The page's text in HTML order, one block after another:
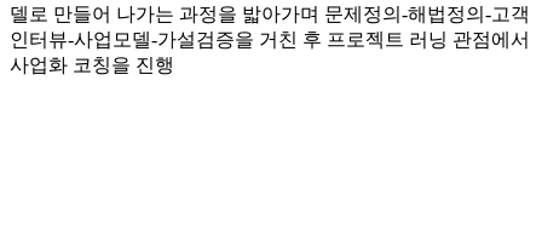
델로 만들어 나가는 과정을 밟아가며 문제정의-해법정의-고객
인터뷰-사업모델-가설검증을 거친 후 프로젝트 러닝 관점에서
사업화 코칭을 진행